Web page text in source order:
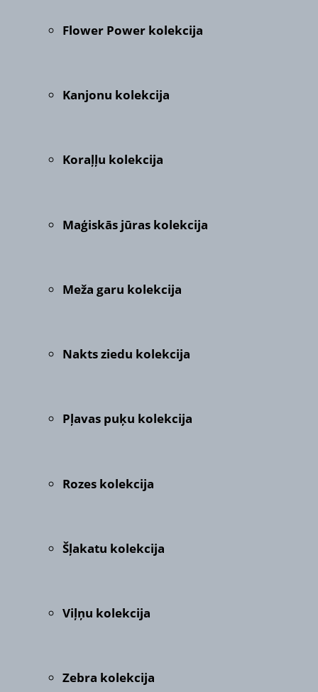
Flower Power kolekcija
Kanjonu kolekcija
Koraļļu kolekcija
Maģiskās jūras kolekcija
Meža garu kolekcija
Nakts ziedu kolekcija
Pļavas puķu kolekcija
Rozes kolekcija
Šļakatu kolekcija
Viļņu kolekcija
Zebra kolekcija